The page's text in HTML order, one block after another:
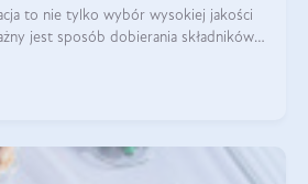
to nie tylko wybór wysokiej jakości
jest sposób dobierania składników